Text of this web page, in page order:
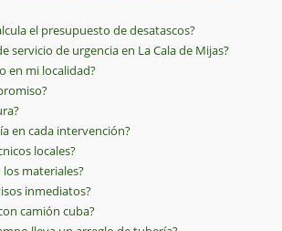
el presupuesto de desatascos?
servicio de urgencia en La Cala de Mijas?
en mi localidad?
en cada intervención?
locales?
materiales?
inmediatos?
camión cuba?